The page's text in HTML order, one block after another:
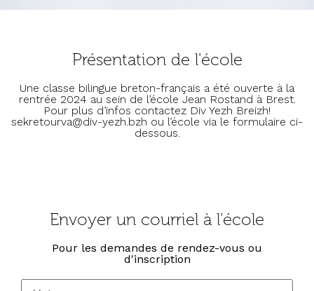
Présentation de l'école
Une classe bilingue breton-français a été ouverte à la
rentrée 2024 au sein de l’école Jean Rostand à Brest.
Pour plus d’infos contactez Div Yezh Breizh!
sekretourva@div-yezh.bzh ou l’école via le formulaire ci-
dessous.
Envoyer un courriel à l'école
Pour les demandes de rendez-vous ou
d'inscription